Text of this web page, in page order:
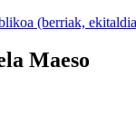
(berriak,
Maeso